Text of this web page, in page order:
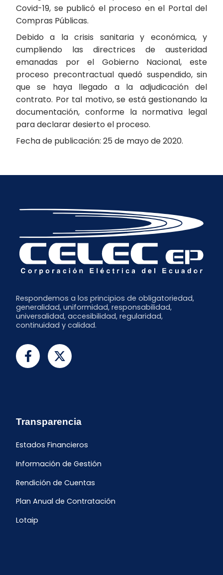
Covid-19, se publicó el proceso en el Portal del
Compras Públicas.
Debido a la crisis sanitaria y económica, y
cumpliendo las directrices de austeridad
emanadas por el Gobierno Nacional, este
proceso precontractual quedó suspendido, sin
que se haya llegado a la adjudicación del
contrato. Por tal motivo, se está gestionando la
documentación, conforme la normativa legal
para declarar desierto el proceso.
Fecha de publicación: 25 de mayo de 2020.
Respondemos a los principios de obligatoriedad,
generalidad, uniformidad, responsabilidad,
universalidad, accesibilidad, regularidad,
continuidad y calidad.
Transparencia
Estados Financieros
Información de Gestión
Rendición de Cuentas
Plan Anual de Contratación
Lotaip